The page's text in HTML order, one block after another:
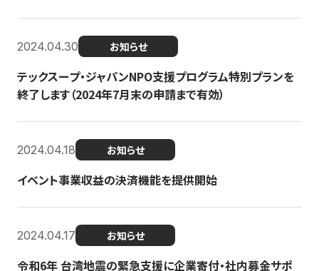
2024.04.30 お知らせ
テックスープ・ジャパンNPO支援プログラム特別プランを
終了します（2024年7月末の申請まで有効）
2024.04.18 お知らせ
イベント事業収益の決済機能を提供開始
2024.04.17 お知らせ
令和6年 台湾地震の緊急支援に企業寄付・社内募金サポ